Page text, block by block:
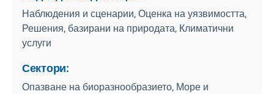
Наблюдения и сценарии, Оценка на уязвимостта,
Решения, базирани на природата, Климатични
услуги
Сектори:
Опазване на биоразнообразието, Море и